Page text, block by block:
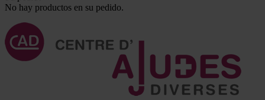
No hay productos en su pedido.